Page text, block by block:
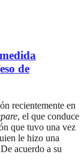
de
recientemente en
, el que conduce
que tuvo una vez
le hizo una
acuerdo a su